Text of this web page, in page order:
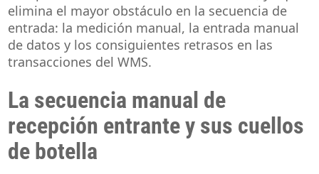
elimina el mayor obstáculo en la secuencia de
entrada: la medición manual, la entrada manual
de datos y los consiguientes retrasos en las
transacciones del WMS.
La secuencia manual de
recepción entrante y sus cuellos
de botella